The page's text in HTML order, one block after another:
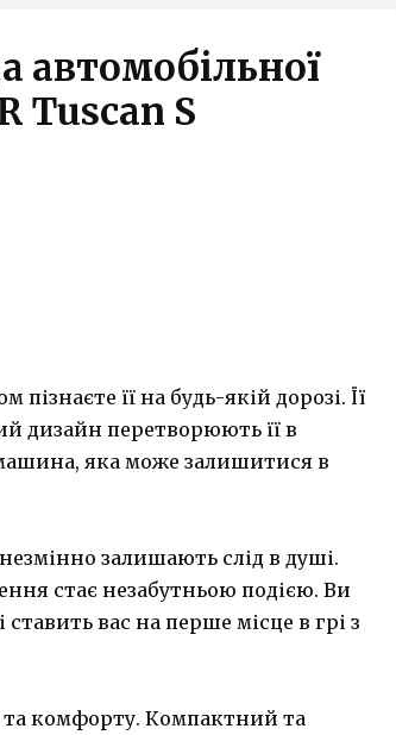
автомобільної
Tuscan S
її на будь-якій дорозі. Її
дизайн перетворюють її в
яка може залишитися в
залишають слід в душі.
стає незабутньою подією. Ви
вас на перше місце в грі з
та комфорту. Компактний та